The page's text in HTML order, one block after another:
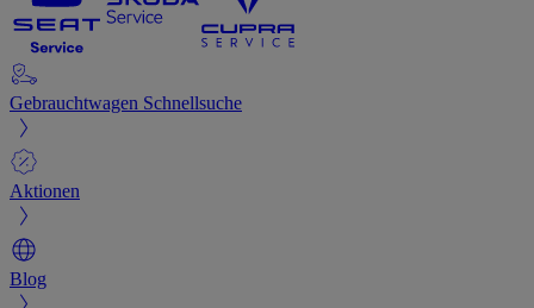
Gebrauchtwagen Schnellsuche
Aktionen
Blog